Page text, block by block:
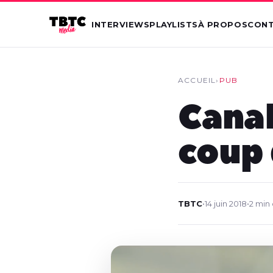
INTERVIEWSPLAYLISTSÀ PROPOS
ACCUEIL› PUB
coup
TBTC•14 juin 2018•2